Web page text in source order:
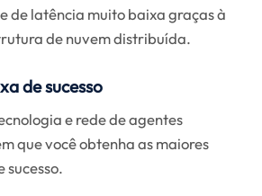
de latência muito baixa graças à
de nuvem distribuída.
de sucesso
e rede de agentes
que você obtenha as maiores
sucesso.